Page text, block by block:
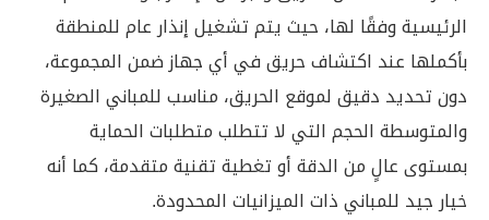
الرئيسية وفقًا لها، حيث يتم تشغيل إنذار عام للمنطقة
بأكملها عند اكتشاف حريق في أي جهاز ضمن المجموعة،
دون تحديد دقيق لموقع الحريق، مناسب للمباني الصغيرة
والمتوسطة الحجم التي لا تتطلب متطلبات الحماية
بمستوى عالٍ من الدقة أو تغطية تقنية متقدمة، كما أنه
خيار جيد للمباني ذات الميزانيات المحدودة.